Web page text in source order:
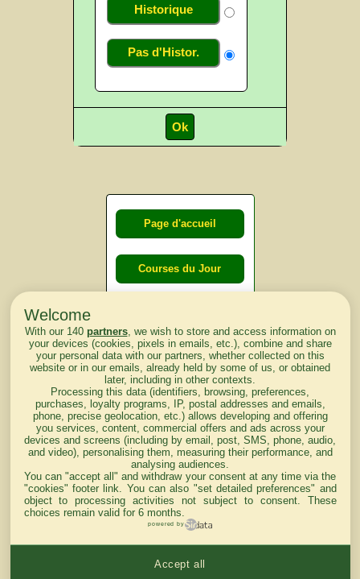
Historique
Pas d'Histor.
Page d'accueil
Courses du Jour
lendemain
Courses
d'aujourd'hui
Haut de Page
Mentions légales du site
Welcome
With our 140 partners, we wish to store and access information on
your devices (cookies, pixels in emails, etc.), combine and share
your personal data with our partners, whether collected on this
website or in our emails, already held by some of us, or obtained
later, including in other contexts.
Processing this data (identifiers, browsing, preferences,
purchases, loyalty programs, IP, postal addresses and emails,
phone, precise geolocation, etc.) allows developing and offering
you services, content, commercial offers and ads across your
devices and screens (including by email, post, SMS, phone, audio,
and video), personalising them, measuring their performance, and
analysing audiences.
You can "accept all" and withdraw your consent at any time via the
"cookies" footer link . You can also "set detailed preferences" and
object to processing activities not subject to consent. These
choices remain valid for 6 months.
powered by
Accept all